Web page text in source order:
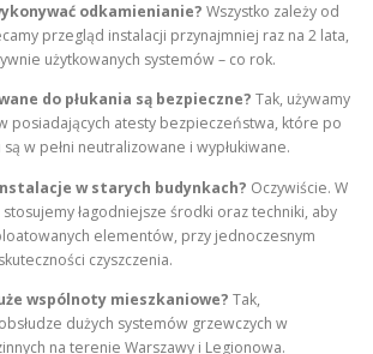
odkamienianie? Wszystko zależy od
przegląd instalacji przynajmniej raz na 2 lata,
użytkowanych systemów – co rok.
do płukania są bezpieczne? Tak, używamy
posiadających atesty bezpieczeństwa, które po
w pełni neutralizowane i wypłukiwane.
w starych budynkach? Oczywiście. W
stosujemy łagodniejsze środki oraz techniki, aby
elementów, przy jednoczesnym
czyszczenia.
wspólnoty mieszkaniowe? Tak,
dużych systemów grzewczych w
na terenie Warszawy i Legionowa.